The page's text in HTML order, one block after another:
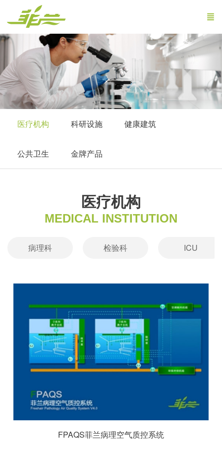
医疗机构 科研设施 健康建筑
公共卫生 金牌产品
医疗机构
MEDICAL INSTITUTION
病理科 检验科 ICU
FPAQS菲兰病理空气质控系统